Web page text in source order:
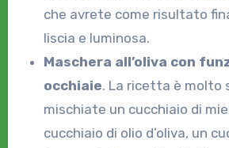
che avrete come risultato
liscia e luminosa.
Maschera all’oliva con
occhiaie. La ricetta è molto
mischiate un cucchiaio di
cucchiaio di olio d’oliva, un